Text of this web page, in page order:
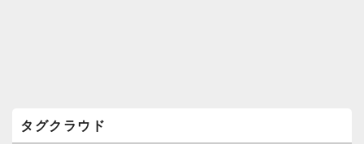
タグクラウド